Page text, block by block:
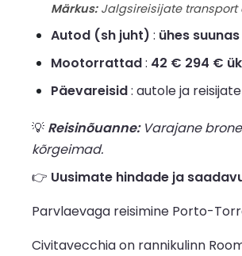
Märkus:Jalgsireisijate transport
Autod (sh juht) : ühes
Mootorrattad: 42 € 294 €
Päevareisid: autole ja
💡 Reisinõuanne:Varajane
kõrgeimad.
👉 Uusimate hindade ja
Parvlaevaga reisimine Porto-
Civitavecchia on rannikulinn